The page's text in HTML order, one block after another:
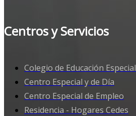
Centros y Servicios
Colegio de Educación Especial
Centro Especial y de Día
Centro Especial de Empleo
Residencia - Hogares Cedes